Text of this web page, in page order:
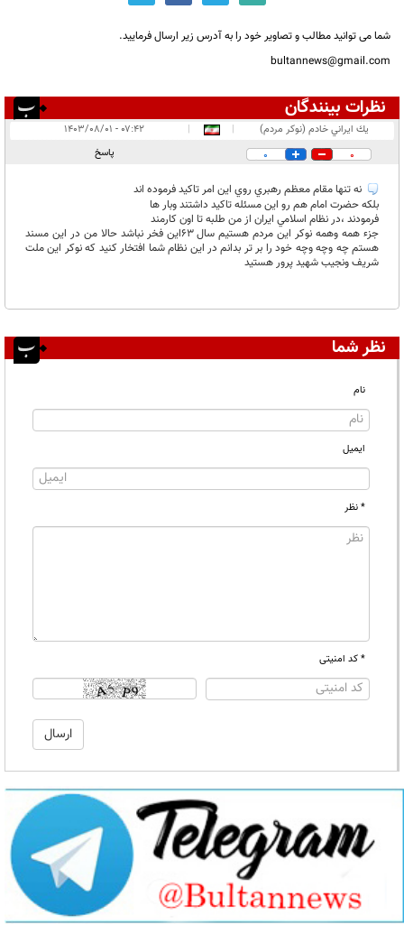
شما می توانید مطالب و تصاویر خود را به آدرس زیر ارسال فرمایید.
bultannews@gmail.com
نظرات بینندگان
انتشار یافته:۱
در انتظار بررسی:
يك ايراني خادم (نوكر مردم) |
|
۰۷:۴۲ - ۱۴۰۳/۰۸/۰۱
0
0 پاسخ
نه تنها مقام معظم رهبري روي اين امر تاكيد فرموده اند
بلكه حضرت امام هم رو اين مسئله تاكيد داشتند وبار ها
فرمودند ،در نظام اسلامي ايران از من طلبه تا اون كارمند
جزء همه وهمه نوكر اين مردم هستيم سال ٦٣اين فخر نباشد حالا من در اين مسند
هستم چه وچه وچه خود را بر تر بدانم در اين نظام شما افتخار كنيد كه نوكر اين ملت
شريف ونجيب شهيد پرور هستيد
نظر شما
نام
ایمیل
* نظر
* کد امنیتی